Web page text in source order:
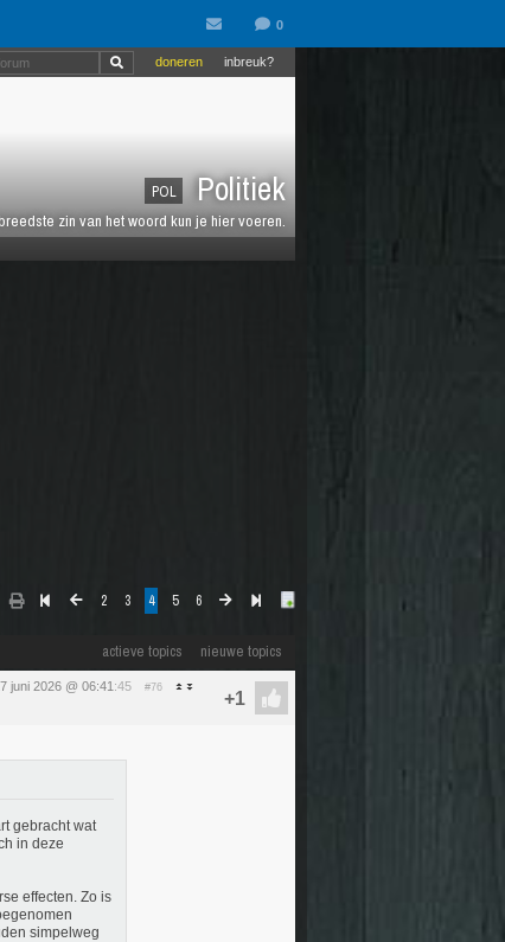
POL Politiek
zin van het woord kun je hier voeren.
inbreuk?
doneren
2 3 4 5 6
actieve topics nieuwe topics
juni 2026 @ 06:41 :45 #76
gebracht wat
in deze
effecten. Zo is
simpelweg